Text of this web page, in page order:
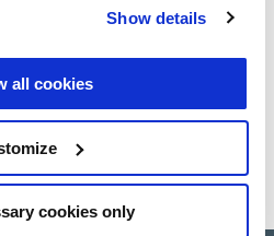
Show details
all cookies
cookies only
connexes dans notre
sur les produits.